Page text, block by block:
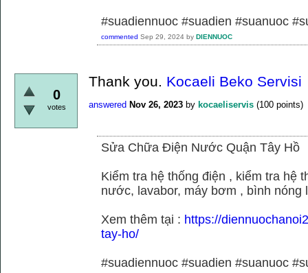
#suadiennuoc #suadien #suanuoc
commented Sep 29, 2024 by DIENNUOC
0
votes
Thank you. Kocaeli Beko Servisi
answered Nov 26, 2023 by kocaeliservis (100 points)
Sửa Chữa Điện Nước Quận Tây Hồ
Kiểm tra hệ thống điện , kiểm tra hệ
nước, lavabor, máy bơm , bình nóng
Xem thêm tại : https://
tay-ho/
#suadiennuoc #suadien #suanuoc